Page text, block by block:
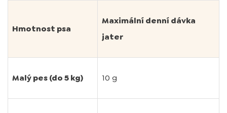
Hmotnost psa
Maximální denní dávka
jater
Malý pes (do 5 kg) 10 g